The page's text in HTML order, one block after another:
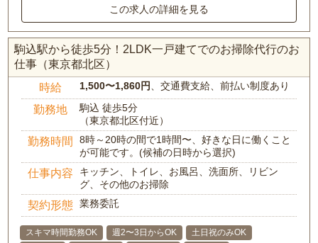
この求人の詳細を見る
駒込駅から徒歩5分！2LDK一戸建てでのお掃除代行のお
仕事（東京都北区）
時給 1,500〜1,860円、交通費支給、前払い制度あり
勤務地
駒込 徒歩5分
（東京都北区付近）
勤務時間
8時～20時の間で1時間〜、好きな日に働くこと
が可能です。(候補の日時から選択)
仕事内容
キッチン、トイレ、お風呂、洗面所、リビン
グ、その他のお掃除
契約形態 業務委託
スキマ時間勤務OK 週2〜3日からOK
土日祝のみOK